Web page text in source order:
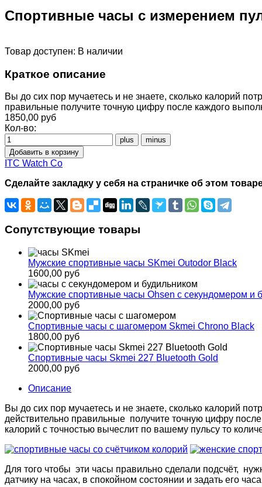
Спортивные часы с измерением
Товар доступен: В наличии
Краткое описание
Вы до сих пор мучаетесь и не знаете, сколько калорий
правильные получите точную цифру после каждого
1850,00 руб
Кол-во:
ITC Watch Co
Сделайте закладку у себя на страничке об этом
Сопутствующие товары
Мужские спортивные часы SKmei Outodor Black
1600,00 руб
Мужские спортивные часы Ohsen с секундомером и
2000,00 руб
Спортивные часы с шагомером Skmei Chrono Black
1800,00 руб
Спортивные часы Skmei 227 Bluetooth Gold
2000,00 руб
Описание
Вы до сих пор мучаетесь и не знаете, сколько калорий
действительно правильные получите точную цифру
калорий с точностью вычеслит по вашему пульсу то
Для того чтобы эти часы правильно сделали подсчёт,
датчику на часах, в спокойном состоянии и задать его